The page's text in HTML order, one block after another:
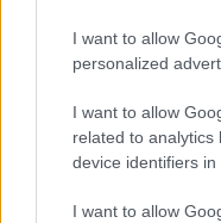
I want to allow
personalized
I want to allow
related to analytics
device identifiers in
I want to allow
Fotó: Szécsi István /